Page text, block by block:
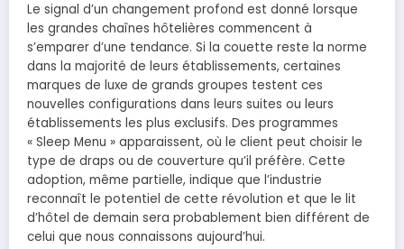
Le signal d’un changement profond est donné lorsque
les grandes chaînes hôtelières commencent à
s’emparer d’une tendance. Si la couette reste la norme
dans la majorité de leurs établissements, certaines
marques de luxe de grands groupes testent ces
nouvelles configurations dans leurs suites ou leurs
établissements les plus exclusifs. Des programmes
« Sleep Menu » apparaissent, où le client peut choisir le
type de draps ou de couverture qu’il préfère. Cette
adoption, même partielle, indique que l’industrie
reconnaît le potentiel de cette révolution et que le lit
d’hôtel de demain sera probablement bien différent de
celui que nous connaissons aujourd’hui.